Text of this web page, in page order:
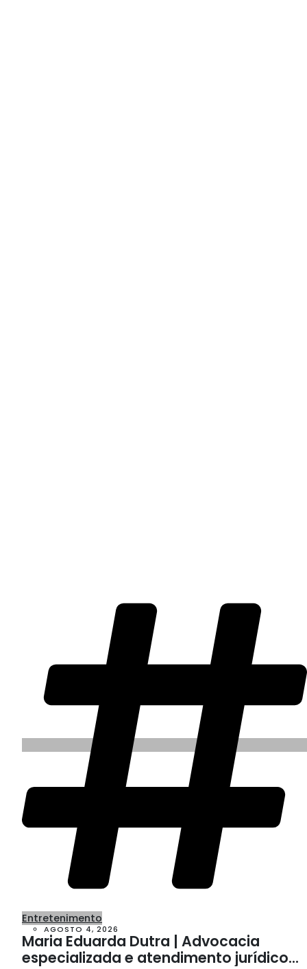
Entretenimento
AGOSTO 4, 2026
Maria Eduarda Dutra | Advocacia
especializada e atendimento jurídico